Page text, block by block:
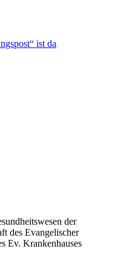
ist da
der
des Evangelischer
Ev. Krankenhauses